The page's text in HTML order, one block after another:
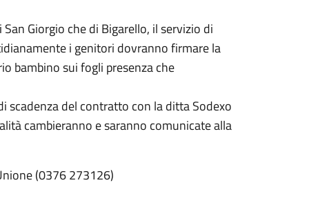
Giorgio che di Bigarello, il servizio di
i genitori dovranno firmare la
bambino sui fogli presenza che
scadenza del contratto con la ditta Sodexo
cambieranno e saranno comunicate alla
(0376 273126)